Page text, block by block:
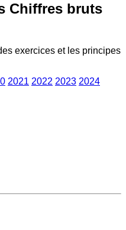
Chiffres bruts
exercices et les principes
2021 2022 2023 2024